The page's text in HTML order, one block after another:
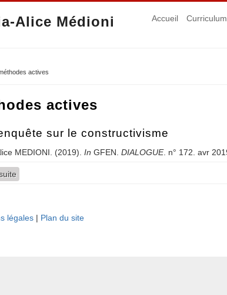
Alice Médioni Accueil
actives
actives
sur le constructivisme
MEDIONI. (2019). In GFEN. DIALOGUE. n° 172. avr
légales | Plan du site